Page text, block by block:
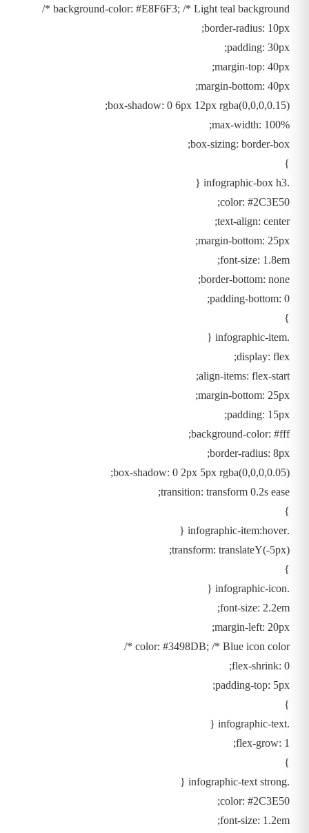
background-color: #E8F6F3; /* Light teal background */
border-radius: 10px;
padding: 30px;
margin-top: 40px;
margin-bottom: 40px;
box-shadow: 0 6px 12px rgba(0,0,0,0.15);
max-width: 100%;
box-sizing: border-box;
}
.infographic-box h3 {
color: #2C3E50;
text-align: center;
margin-bottom: 25px;
font-size: 1.8em;
border-bottom: none;
padding-bottom: 0;
}
.infographic-item {
display: flex;
align-items: flex-start;
margin-bottom: 25px;
padding: 15px;
background-color: #fff;
border-radius: 8px;
box-shadow: 0 2px 5px rgba(0,0,0,0.05);
transition: transform 0.2s ease;
}
.infographic-item:hover {
transform: translateY(-5px);
}
.infographic-icon {
font-size: 2.2em;
margin-left: 20px;
color: #3498DB; /* Blue icon color */
flex-shrink: 0;
padding-top: 5px;
}
.infographic-text {
flex-grow: 1;
}
.infographic-text strong {
color: #2C3E50;
font-size: 1.2em;